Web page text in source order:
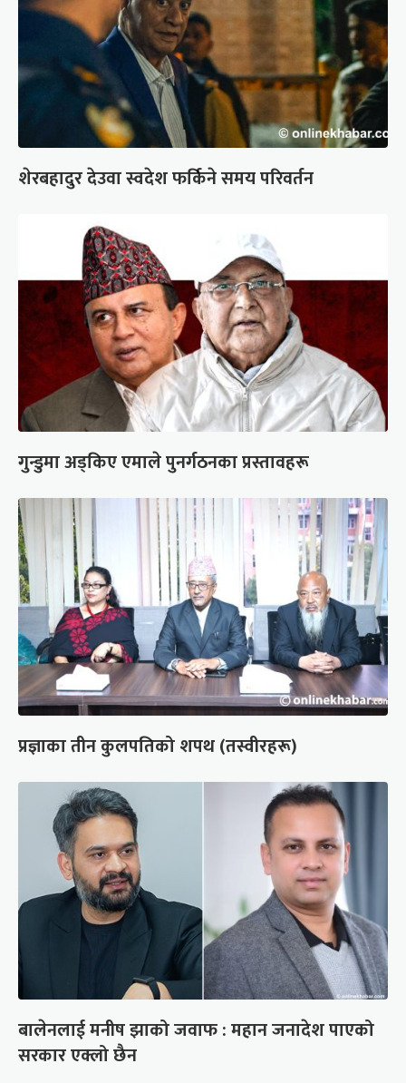
शेरबहादुर देउवा स्वदेश फर्किने समय परिवर्तन
गुन्डुमा अड्किए एमाले पुनर्गठनका प्रस्तावहरू
प्रज्ञाका तीन कुलपतिको शपथ (तस्वीरहरू)
बालेनलाई मनीष झाको जवाफ : महान जनादेश पाएको
सरकार एक्लो छैन